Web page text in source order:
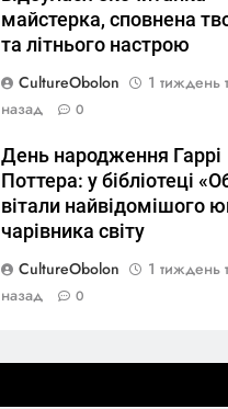
майстерка, сповнена
та літнього настрою
CultureObolon
1 тиждень
назад
0
День народження Гаррі
Поттера: у бібліотеці
вітали найвідомішого
чарівника світу
CultureObolon
1 тиждень
назад
0